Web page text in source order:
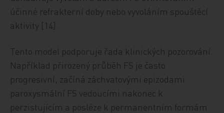
účinné refrakterní doby nebo vyvoláním spouštěcí
aktivity [14].
Tento model podporuje řada klinických pozorování.
Například přirozený průběh FS je často
progresivní, začíná záchvatovými epizodami
paroxysmální FS vedoucími nakonec k
perzistujícím a posléze k permanentním formám